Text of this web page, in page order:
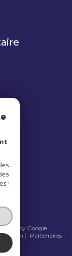
by Google |
Admin
Partenaires
!